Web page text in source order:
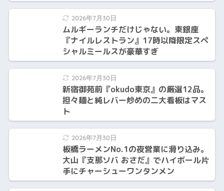
2026年7月30日
ムルギーランチだけじゃない。東銀座
『ナイルレストラン』17時以降限定スペ
シャルミールスが豪華すぎ
2026年7月30日
新宿御苑前『okudo東京』の厳選12品。
担々麺と純レバー炒めの二大看板はマス
ト
2026年7月30日
板橋ラーメンNo.1の夜営業に滑り込み。
大山『支那ソバ おさだ』でハイボール片
手にチャーシューワンタンメン